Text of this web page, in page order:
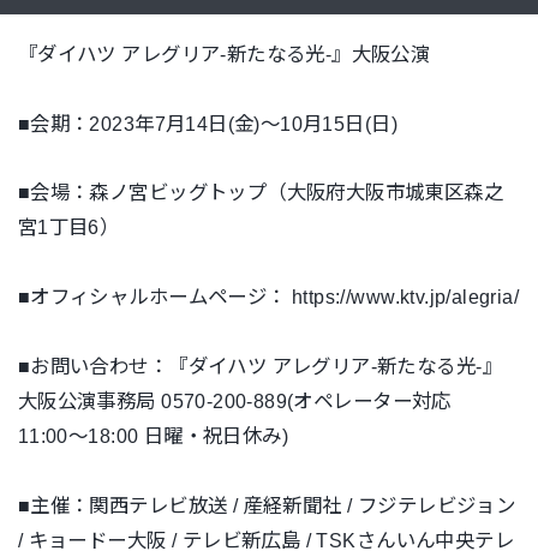
『ダイハツ アレグリア-新たなる光-』大阪公演
■会期：2023年7月14日(金)〜10月15日(日)
■会場：森ノ宮ビッグトップ（大阪府大阪市城東区森之
宮1丁目6）
■オフィシャルホームページ： https://www.ktv.jp/alegria/
■お問い合わせ：『ダイハツ アレグリア-新たなる光-』
大阪公演事務局 0570-200-889(オペレーター対応
11:00〜18:00 日曜・祝日休み)
■主催：関西テレビ放送 / 産経新聞社 / フジテレビジョン
/ キョードー大阪 / テレビ新広島 / TSKさんいん中央テレ